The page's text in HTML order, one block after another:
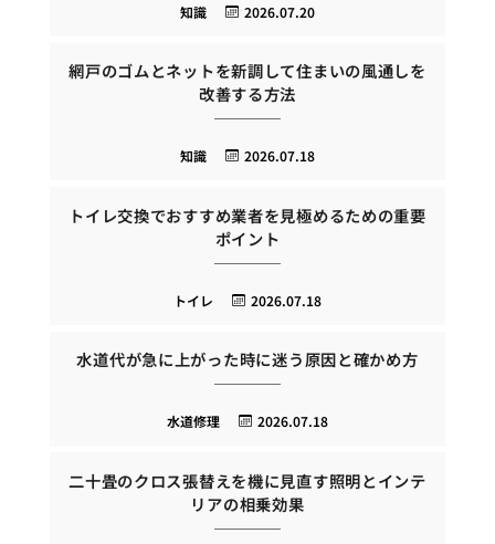
2026.07.20
知識
網戸のゴムとネットを新調して住まいの風通しを
改善する方法
2026.07.18
知識
トイレ交換でおすすめ業者を見極めるための重要
ポイント
2026.07.18
トイレ
水道代が急に上がった時に迷う原因と確かめ方
2026.07.18
水道修理
二十畳のクロス張替えを機に見直す照明とインテ
リアの相乗効果